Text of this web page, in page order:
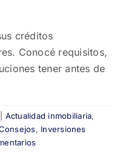
créditos
Conocé requisitos,
tener antes de
Actualidad inmobiliaria,
, Inversiones